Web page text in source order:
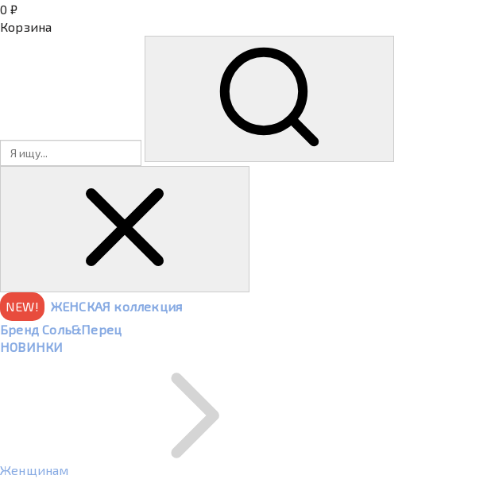
0 ₽
Корзина
NEW!
ЖЕНСКАЯ коллекция
Бренд Соль&Перец
НОВИНКИ
Женщинам